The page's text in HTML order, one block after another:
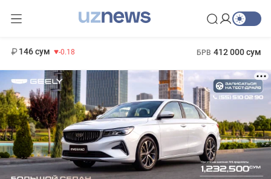
146 сум -0.18 БРВ 412 000 сум